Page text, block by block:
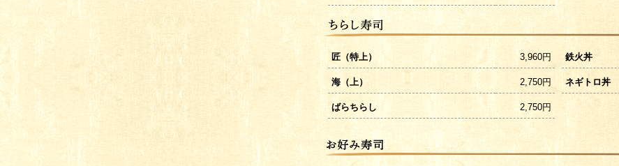
匠（特上） 3,960円
海（上） 2,750円
ばらちらし 2,750円
鉄火丼
ネギトロ丼